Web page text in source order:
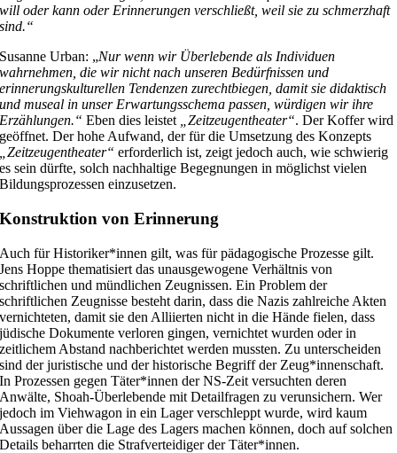
will oder kann oder Erinnerungen verschließt, weil sie zu schmerzhaft
sind.“
Susanne Urban: „Nur wenn wir Überlebende als Individuen
wahrnehmen, die wir nicht nach unseren Bedürfnissen und
erinnerungskulturellen Tendenzen zurechtbiegen, damit sie didaktisch
und museal in unser Erwartungsschema passen, würdigen wir ihre
Erzählungen.“Eben dies leistet „Zeitzeugentheater“. Der Koffer wird
geöffnet. Der hohe Aufwand, der für die Umsetzung des Konzepts
„Zeitzeugentheater“ erforderlich ist, zeigt jedoch auch, wie schwierig
es sein dürfte, solch nachhaltige Begegnungen in möglichst vielen
Bildungsprozessen einzusetzen.
Konstruktion von Erinnerung
Auch für Historiker*innen gilt, was für pädagogische Prozesse gilt.
Jens Hoppe thematisiert das unausgewogene Verhältnis von
schriftlichen und mündlichen Zeugnissen. Ein Problem der
schriftlichen Zeugnisse besteht darin, dass die Nazis zahlreiche Akten
vernichteten, damit sie den Alliierten nicht in die Hände fielen, dass
jüdische Dokumente verloren gingen, vernichtet wurden oder in
zeitlichem Abstand nachberichtet werden mussten. Zu unterscheiden
sind der juristische und der historische Begriff der Zeug*innenschaft.
In Prozessen gegen Täter*innen der NS-Zeit versuchten deren
Anwälte, Shoah-Überlebende mit Detailfragen zu verunsichern. Wer
jedoch im Viehwagon in ein Lager verschleppt wurde, wird kaum
Aussagen über die Lage des Lagers machen können, doch auf solchen
Details beharrten die Strafverteidiger der Täter*innen.